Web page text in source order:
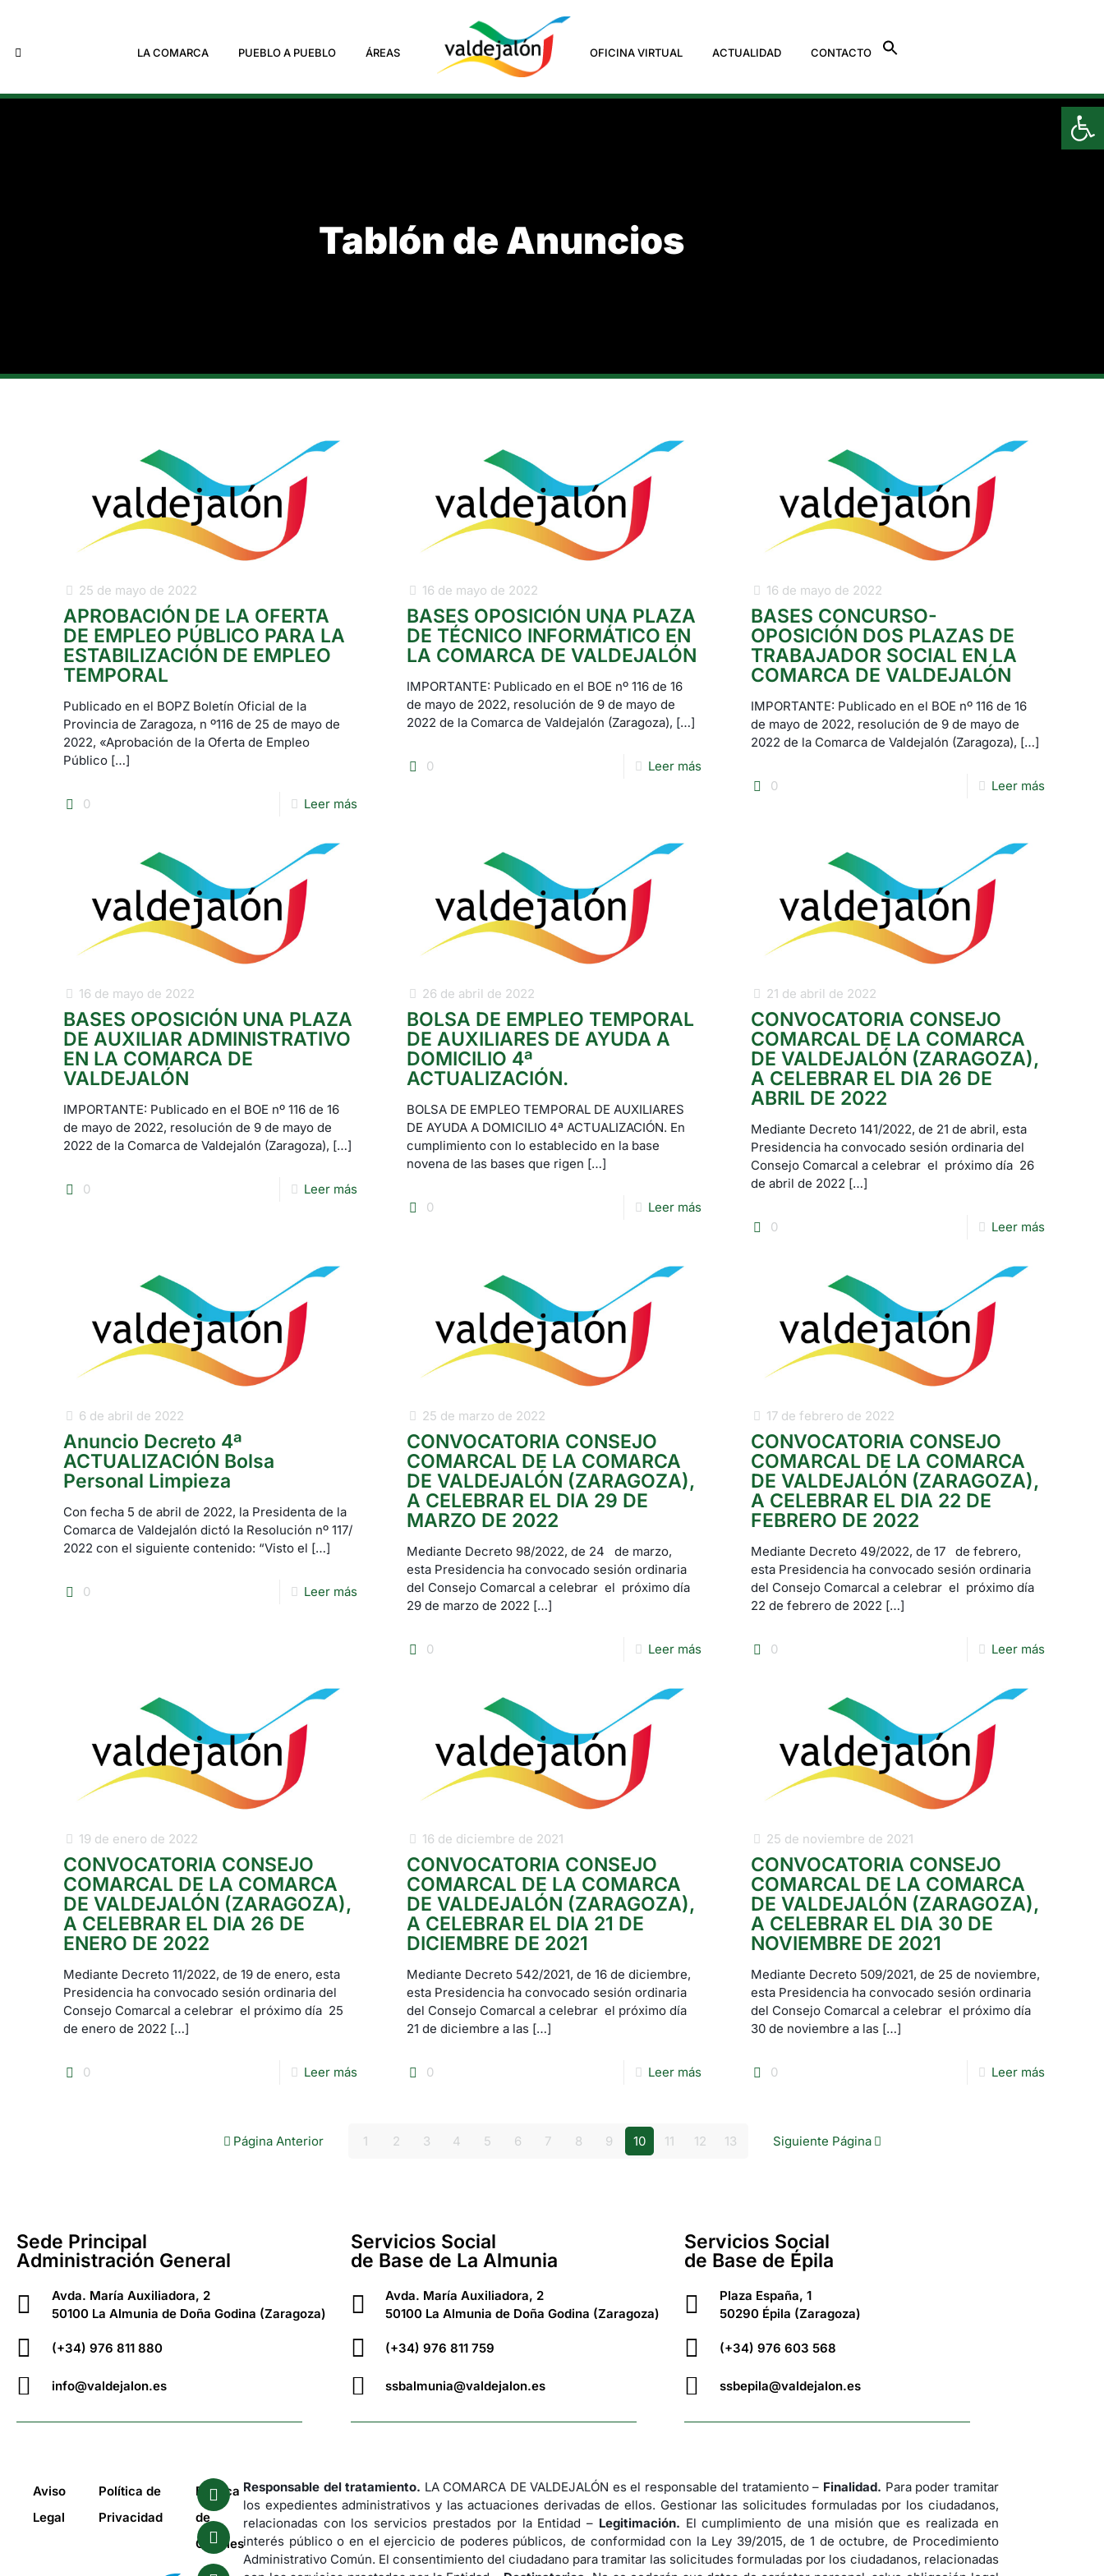
LA COMARCA PUEBLO A PUEBLO ÁREAS OFICINA VIRTUAL ACTUALIDAD CONTACTO
Tablón de Anuncios
25 de mayo de 2022
APROBACIÓN DE LA OFERTA
DE EMPLEO PÚBLICO PARA LA
ESTABILIZACIÓN DE EMPLEO
TEMPORAL
Publicado en el BOPZ Boletín Oficial de la
Provincia de Zaragoza, n º116 de 25 de mayo de
2022, «Aprobación de la Oferta de Empleo
Público[…]
0 Leer más
16 de mayo de 2022
BASES OPOSICIÓN UNA PLAZA
DE TÉCNICO INFORMÁTICO EN
LA COMARCA DE VALDEJALÓN
IMPORTANTE: Publicado en el BOE nº 116 de 16
de mayo de 2022, resolución de 9 de mayo de
2022 de la Comarca de Valdejalón (Zaragoza), […]
0 Leer más
16 de mayo de 2022
BASES CONCURSO-
OPOSICIÓN DOS PLAZAS DE
TRABAJADOR SOCIAL EN LA
COMARCA DE VALDEJALÓN
IMPORTANTE: Publicado en el BOE nº 116 de 16
de mayo de 2022, resolución de 9 de mayo de
2022 de la Comarca de Valdejalón (Zaragoza), […]
0 Leer más
16 de mayo de 2022
BASES OPOSICIÓN UNA PLAZA
DE AUXILIAR ADMINISTRATIVO
EN LA COMARCA DE
VALDEJALÓN
IMPORTANTE: Publicado en el BOE nº 116 de 16
de mayo de 2022, resolución de 9 de mayo de
2022 de la Comarca de Valdejalón (Zaragoza), […]
0 Leer más
26 de abril de 2022
BOLSA DE EMPLEO TEMPORAL
DE AUXILIARES DE AYUDA A
DOMICILIO 4ª
ACTUALIZACIÓN.
BOLSA DE EMPLEO TEMPORAL DE AUXILIARES
DE AYUDA A DOMICILIO 4ª ACTUALIZACIÓN. En
cumplimiento con lo establecido en la base
novena de las bases que rigen […]
0 Leer más
21 de abril de 2022
CONVOCATORIA CONSEJO
COMARCAL DE LA COMARCA
DE VALDEJALÓN (ZARAGOZA),
A CELEBRAR EL DIA 26 DE
ABRIL DE 2022
Mediante Decreto 141/2022, de 21 de abril, esta
Presidencia ha convocado sesión ordinaria del
Consejo Comarcal a celebrar el próximo día 26
de abril de 2022 […]
0 Leer más
6 de abril de 2022
Anuncio Decreto 4ª
ACTUALIZACIÓN Bolsa
Personal Limpieza
Con fecha 5 de abril de 2022, la Presidenta de la
Comarca de Valdejalón dictó la Resolución nº 117/
2022 con el siguiente contenido: “Visto el […]
0 Leer más
25 de marzo de 2022
CONVOCATORIA CONSEJO
COMARCAL DE LA COMARCA
DE VALDEJALÓN (ZARAGOZA),
A CELEBRAR EL DIA 29 DE
MARZO DE 2022
Mediante Decreto 98/2022, de 24 de marzo,
esta Presidencia ha convocado sesión ordinaria
del Consejo Comarcal a celebrar el próximo día
29 de marzo de 2022 […]
0 Leer más
17 de febrero de 2022
CONVOCATORIA CONSEJO
COMARCAL DE LA COMARCA
DE VALDEJALÓN (ZARAGOZA),
A CELEBRAR EL DIA 22 DE
FEBRERO DE 2022
Mediante Decreto 49/2022, de 17 de febrero,
esta Presidencia ha convocado sesión ordinaria
del Consejo Comarcal a celebrar el próximo día
22 de febrero de 2022 […]
0 Leer más
19 de enero de 2022
CONVOCATORIA CONSEJO
COMARCAL DE LA COMARCA
DE VALDEJALÓN (ZARAGOZA),
A CELEBRAR EL DIA 26 DE
ENERO DE 2022
Mediante Decreto 11/2022, de 19 de enero, esta
Presidencia ha convocado sesión ordinaria del
Consejo Comarcal a celebrar el próximo día 25
de enero de 2022 […]
0 Leer más
16 de diciembre de 2021
CONVOCATORIA CONSEJO
COMARCAL DE LA COMARCA
DE VALDEJALÓN (ZARAGOZA),
A CELEBRAR EL DIA 21 DE
DICIEMBRE DE 2021
Mediante Decreto 542/2021, de 16 de diciembre,
esta Presidencia ha convocado sesión ordinaria
del Consejo Comarcal a celebrar el próximo día
21 de diciembre a las […]
0 Leer más
25 de noviembre de 2021
CONVOCATORIA CONSEJO
COMARCAL DE LA COMARCA
DE VALDEJALÓN (ZARAGOZA),
A CELEBRAR EL DIA 30 DE
NOVIEMBRE DE 2021
Mediante Decreto 509/2021, de 25 de noviembre,
esta Presidencia ha convocado sesión ordinaria
del Consejo Comarcal a celebrar el próximo día
30 de noviembre a las[…]
0 Leer más
Página Anterior 1 2 3 4 5 6 7 8 9 10 11 12 13 Siguiente Página
Sede Principal
Administración General
Avda. María Auxiliadora, 2
50100 La Almunia de Doña Godina (Zaragoza)
(+34) 976 811 880
info@valdejalon.es
Servicios Social
de Base de La Almunia
Avda. María Auxiliadora, 2
50100 La Almunia de Doña Godina (Zaragoza)
(+34) 976 811 759
ssbalmunia@valdejalon.es
Servicios Social
de Base de Épila
Plaza España, 1
50290 Épila (Zaragoza)
(+34) 976 603 568
ssbepila@valdejalon.es
Aviso
Legal
Política de
Privacidad
Política
de
Cookies
Responsable del tratamiento. LA COMARCA DE VALDEJALÓN es el responsable del tratamiento – Finalidad. Para poder tramitar
los expedientes administrativos y las actuaciones derivadas de ellos. Gestionar las solicitudes formuladas por los ciudadanos,
relacionadas con los servicios prestados por la Entidad – Legitimación. El cumplimiento de una misión que es realizada en
interés público o en el ejercicio de poderes públicos, de conformidad con la Ley 39/2015, de 1 de octubre, de Procedimiento
Administrativo Común. El consentimiento del ciudadano para tramitar las solicitudes formuladas por los ciudadanos, relacionadas